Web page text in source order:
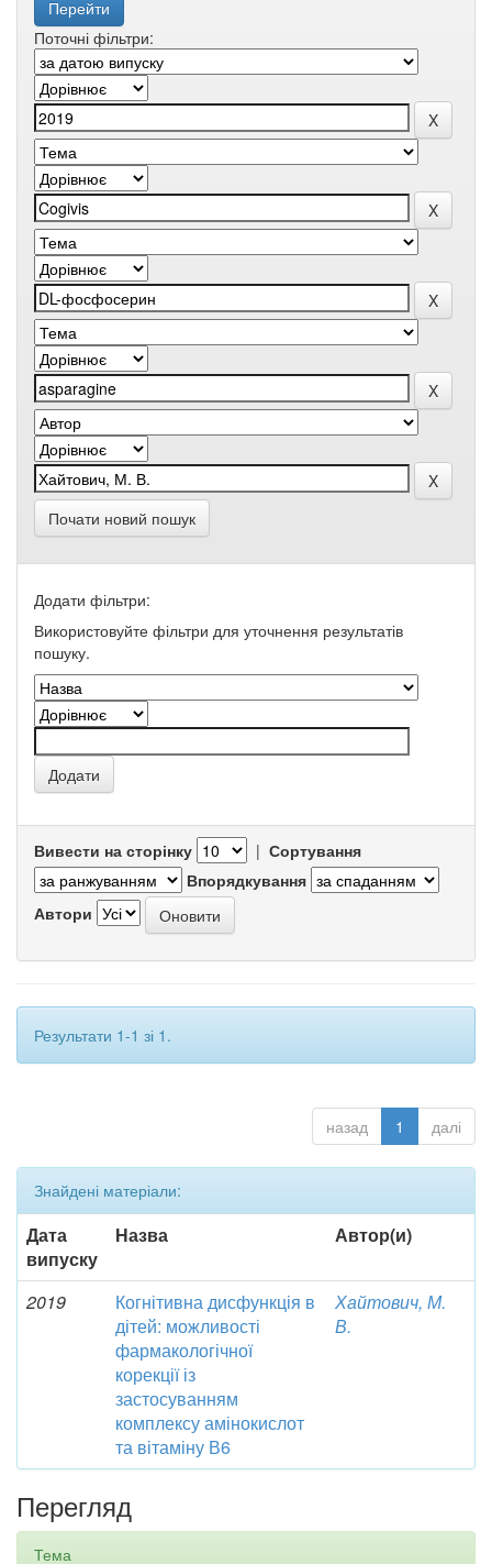
Поточні фільтри:
Почати новий пошук
Додати фільтри:
Використовуйте фільтри для уточнення результатів
пошуку.
Вивести на сторінку | Сортування
Впорядкування
Автори
Результати 1-1 зі 1.
назад 1 далі
Знайдені матеріали:
Дата
випуску
Назва Автор(и)
2019
Когнітивна дисфункція в
дітей: можливості
фармакологічної
корекції із
застосуванням
комплексу амінокислот
та вітаміну В6
Хайтович, М.
В.
Перегляд
Тема